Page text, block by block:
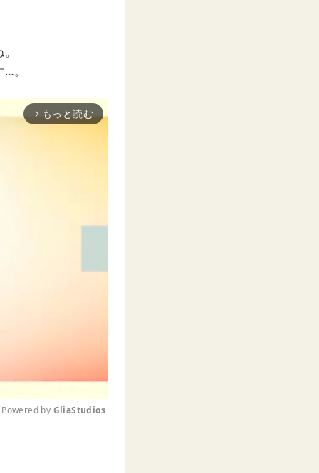
。
arrow_forward_ios もっと読む
Powered by GliaStudios